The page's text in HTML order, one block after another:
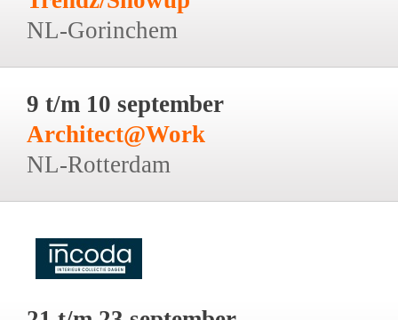
NL-Gorinchem
9 t/m 10 september
Architect@Work
NL-Rotterdam